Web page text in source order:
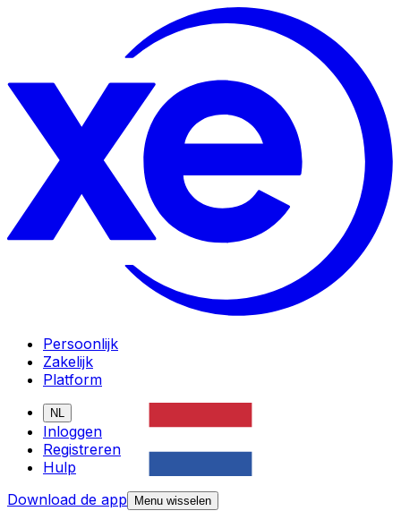
Persoonlijk
Zakelijk
Platform
NL
Inloggen
Registreren
Hulp
Download de app
Menu wisselen